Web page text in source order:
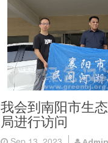
我会到南阳市生
局进行访问